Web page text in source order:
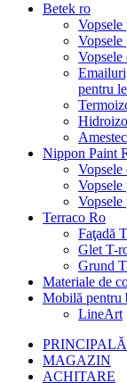
Betek ro
Vopsele
pentru
Nippon Paint
Terraco Ro
Faţadă
Glet T-
Grund
Materiale de
Mobilă pentru
LineArt
PRINCIPALĂ
MAGAZIN
ACHITARE